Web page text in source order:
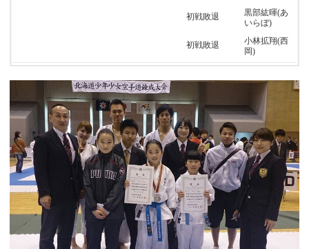
初戦敗退
黒部紘暉(あ
いらぼ)
初戦敗退
小林拡翔(西
岡)